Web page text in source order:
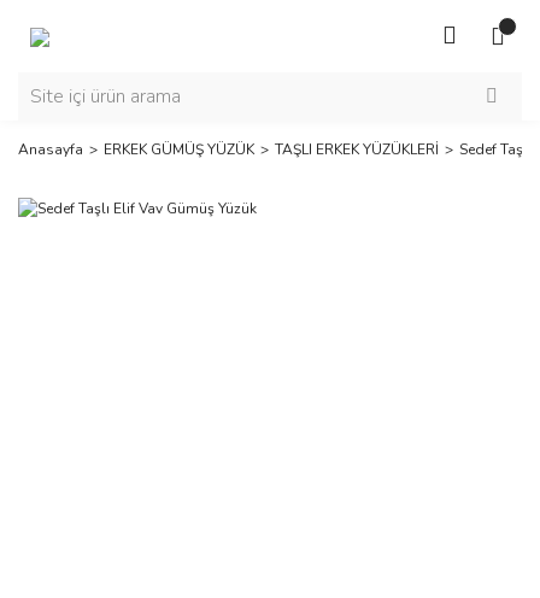
Anasayfa ERKEK GÜMÜŞ YÜZÜK TAŞLI ERKEK YÜZÜKLERİ Sedef Taşlı